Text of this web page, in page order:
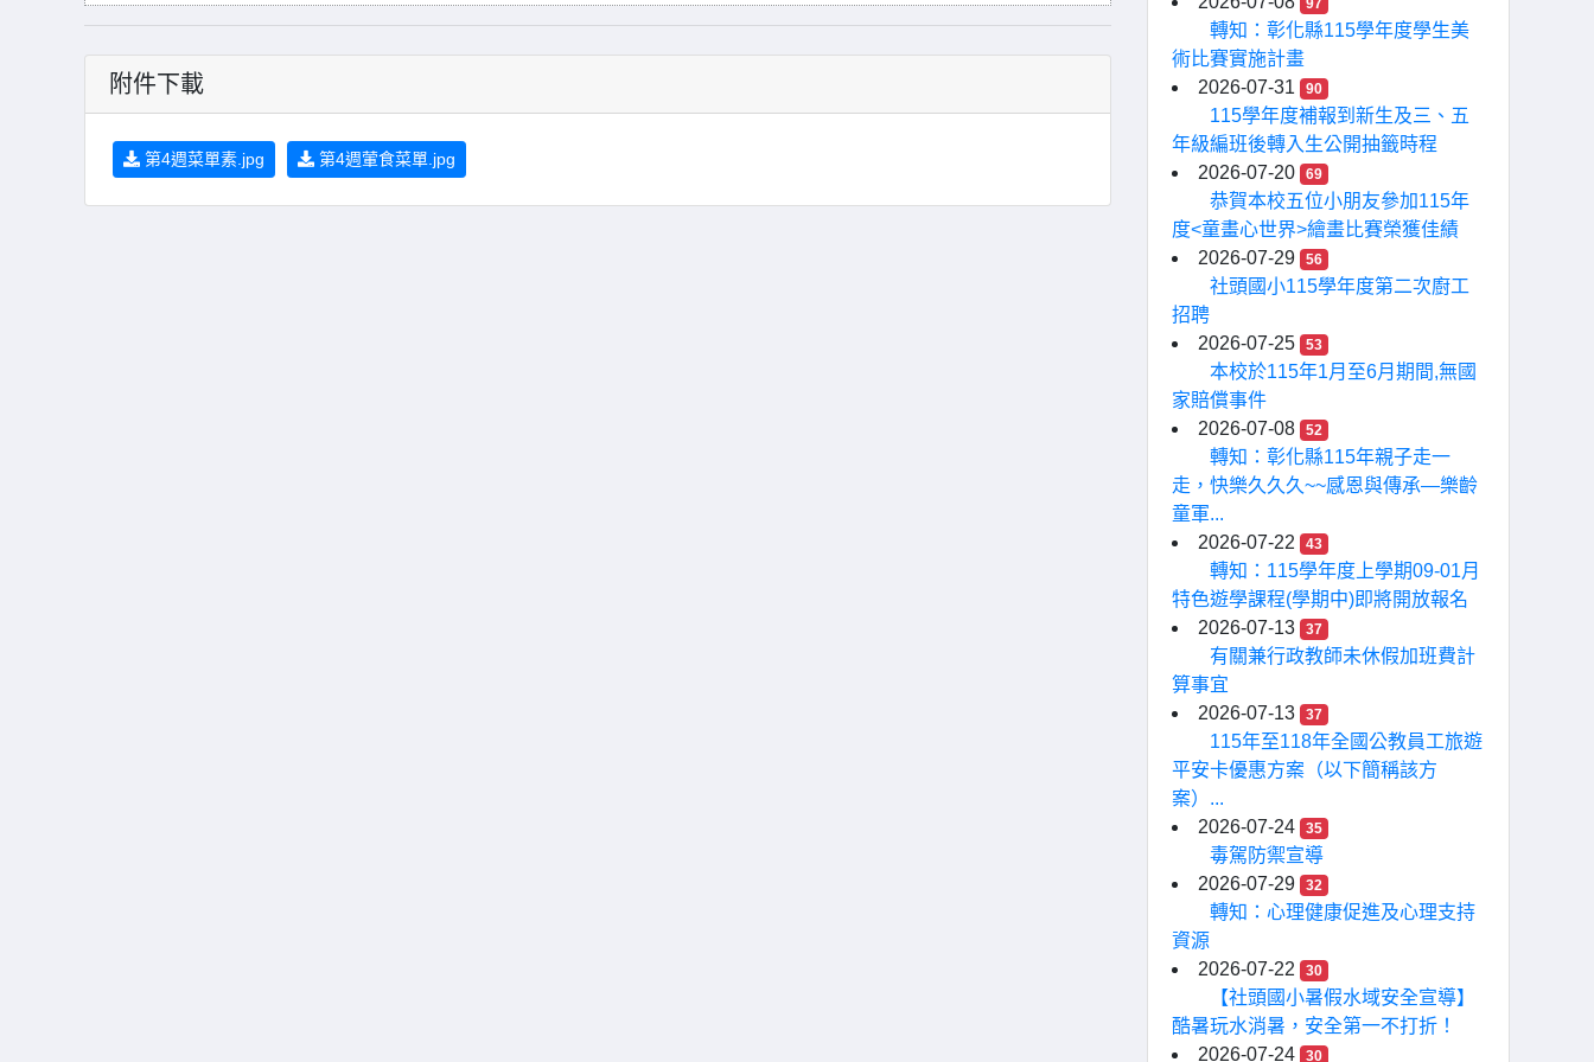
附件下載
第4週菜單素.jpg 第4週葷食菜單.jpg
97
轉知：彰化縣115學年度學生美
術比賽實施計畫
2026-07-31
90
115學年度補報到新生及三、五
年級編班後轉入生公開抽籤時程
2026-07-20
69
恭賀本校五位小朋友參加115年
度<童畫心世界>繪畫比賽榮獲佳績
2026-07-29
56
社頭國小115學年度第二次廚工
招聘
2026-07-25
53
本校於115年1月至6月期間,無國
家賠償事件
2026-07-08
52
轉知：彰化縣115年親子走一
走，快樂久久久~~感恩與傳承—樂齡
童軍...
2026-07-22
43
轉知：115學年度上學期09-01月
特色遊學課程(學期中)即將開放報名
2026-07-13
37
有關兼行政教師未休假加班費計
算事宜
2026-07-13
37
115年至118年全國公教員工旅遊
平安卡優惠方案（以下簡稱該方
案）...
2026-07-24
35
毒駕防禦宣導
2026-07-29
32
轉知：心理健康促進及心理支持
資源
2026-07-22
30
【社頭國小暑假水域安全宣導】
酷暑玩水消暑，安全第一不打折！
2026-07-24
30